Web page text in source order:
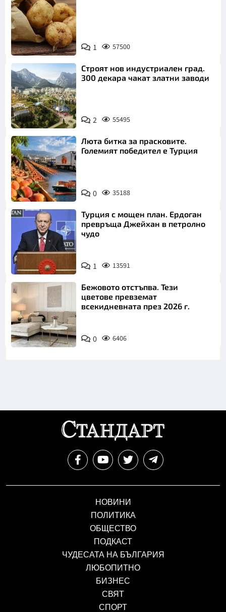
Снимка:
Пиксабей
1 57500
Строят нов индустриален град.
300 декара чакат златни заводи
2 55495
Люта битка за прасковите.
Големият победител е Турция
0 35188
Турция с мощен план. Ердоган
превръща Джейхан в петролно
чудо
1 13591
Бежовото отстъпва. Тези
цветове превземат
всекидневната през 2026 г.
0 6406
НОВИНИ
ПОЛИТИКА
ОБЩЕСТВО
ПОДКАСТ
ЧУДЕСАТА НА БЪЛГАРИЯ
ЛЮБОПИТНО
БИЗНЕС
СВЯТ
СПОРТ